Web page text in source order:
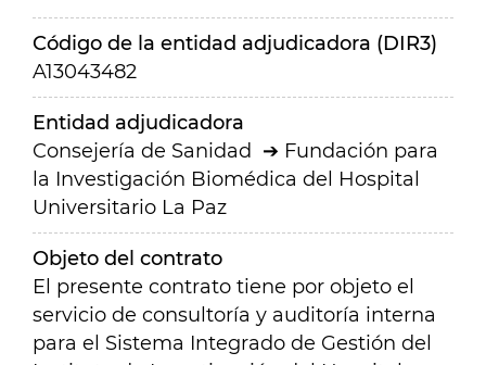
Código de la entidad adjudicadora (DIR3)
A13043482
Entidad adjudicadora
Consejería de Sanidad
Fundación para
la Investigación Biomédica del Hospital
Universitario La Paz
Objeto del contrato
El presente contrato tiene por objeto el
servicio de consultoría y auditoría interna
para el Sistema Integrado de Gestión del